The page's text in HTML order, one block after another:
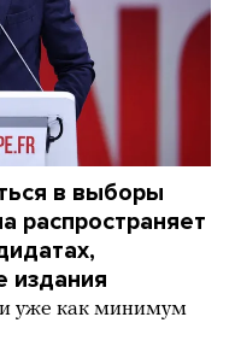
в выборы
распространяет
издания
уже как минимум